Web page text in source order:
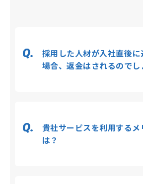
採用した人材が入社直後に
場合、返金はされるのでし
貴社サービスを利用するメ
は？